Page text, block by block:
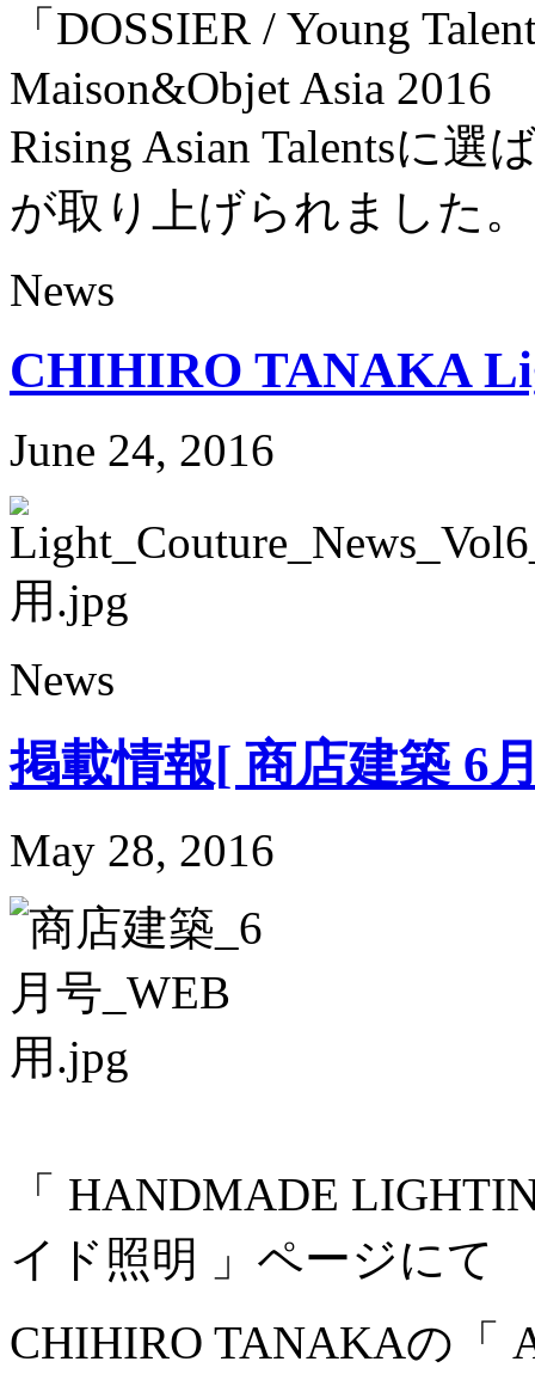
「DOSSIER / Young
Maison&Objet Asia 2016
Rising Asian Talentsに選
が取り上げられました。
News
CHIHIRO TANAKA
June 24, 2016
News
掲載情報[ 商店建築 6
May 28, 2016
「 HANDMADE
イド照明 」ページにて
CHIHIRO TANAKAの「